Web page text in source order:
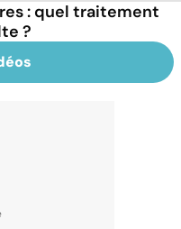
: quel traitement
?